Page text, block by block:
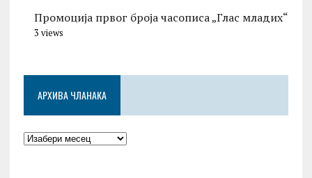
Промоција првог броја часописа „Глас младих“
3 views
АРХИВА ЧЛАНАКА